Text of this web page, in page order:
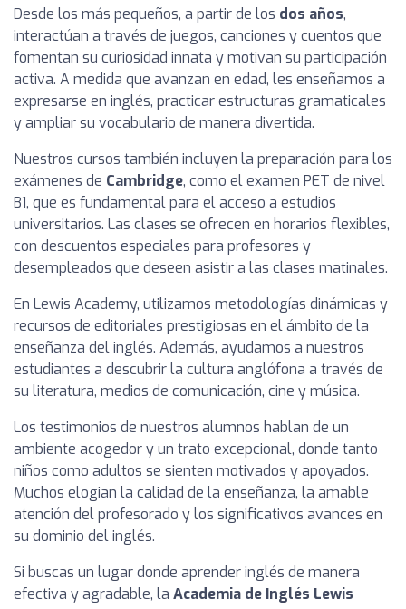
Desde los más pequeños, a partir de los dos años,
interactúan a través de juegos, canciones y cuentos que
fomentan su curiosidad innata y motivan su participación
activa. A medida que avanzan en edad, les enseñamos a
expresarse en inglés, practicar estructuras gramaticales
y ampliar su vocabulario de manera divertida.
Nuestros cursos también incluyen la preparación para los
exámenes de Cambridge, como el examen PET de nivel
B1, que es fundamental para el acceso a estudios
universitarios. Las clases se ofrecen en horarios flexibles,
con descuentos especiales para profesores y
desempleados que deseen asistir a las clases matinales.
En Lewis Academy, utilizamos metodologías dinámicas y
recursos de editoriales prestigiosas en el ámbito de la
enseñanza del inglés. Además, ayudamos a nuestros
estudiantes a descubrir la cultura anglófona a través de
su literatura, medios de comunicación, cine y música.
Los testimonios de nuestros alumnos hablan de un
ambiente acogedor y un trato excepcional, donde tanto
niños como adultos se sienten motivados y apoyados.
Muchos elogian la calidad de la enseñanza, la amable
atención del profesorado y los significativos avances en
su dominio del inglés.
Si buscas un lugar donde aprender inglés de manera
efectiva y agradable, la Academia de Inglés Lewis